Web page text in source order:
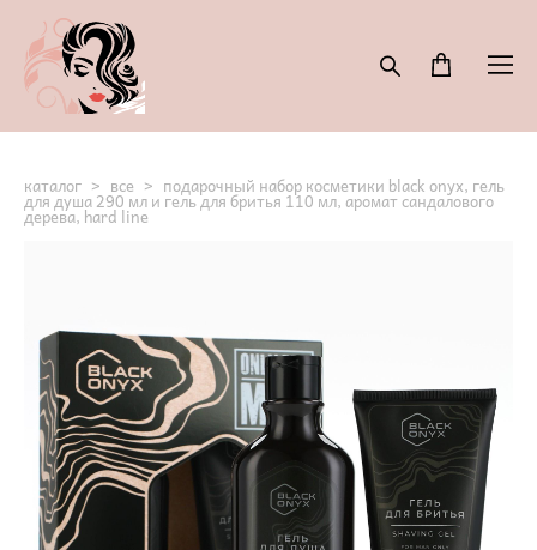
каталог > все > подарочный набор косметики black onyx, гель
для душа 290 мл и гель для бритья 110 мл, аромат сандалового
дерева, hard line